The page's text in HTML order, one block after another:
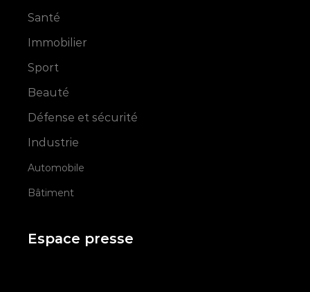
Santé
Immobilier
Sport
Beauté
Défense et sécurité
Industrie
Automobile
Bâtiment
Espace presse